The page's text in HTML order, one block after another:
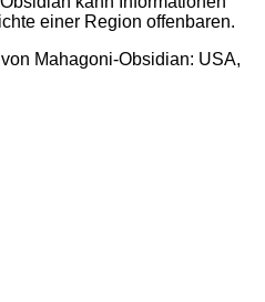
einer Region offenbaren.
Mahagoni-Obsidian: USA,